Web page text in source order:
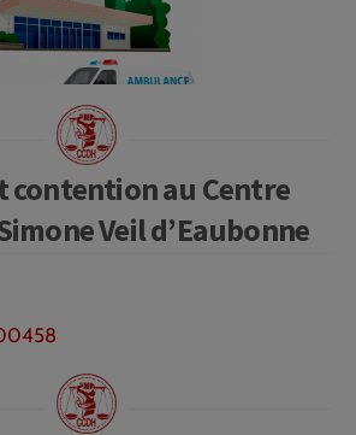
contention au Centre
Veil d’Eaubonne